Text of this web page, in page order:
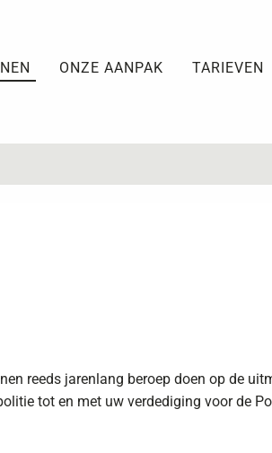
ONZE AANPAK TARIEVEN
reeds jarenlang beroep doen op de
tot en met uw verdediging voor de